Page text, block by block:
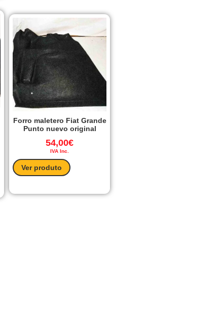
Forro maletero Fiat Grande
Punto nuevo original
54,00€
IVA Inc.
Ver produto